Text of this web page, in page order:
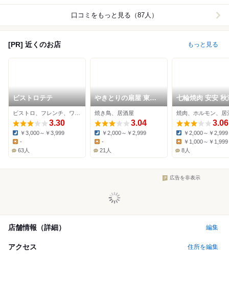
口コミをもっと見る（87人）
[PR] 近くのお店 もっと見る
ビストロテテ
3.30
Dinner:
￥3,000～￥3,999
Lunch:
-
63人
やきとりの扇屋 東村
山店
焼き鳥、居酒屋
3.04
Dinner:
￥2,000～￥2,999
Lunch:
-
21人
七輪焼肉 安安 秋
焼肉、ホルモン、居
3.06
Dinner:
￥2,000～￥2,999
Lunch:
￥1,000～￥1,999
8人
広告を非表示
店舗情報（詳細） 編集
アクセス 住所を編集